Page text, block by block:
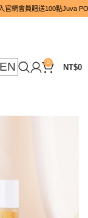
折。 加入官網會
EN 0
NT$0